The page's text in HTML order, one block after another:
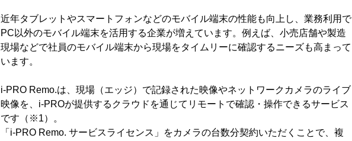
近年タブレットやスマートフォンなどのモバイル端末の性能も向上し、業務利用で
PC以外のモバイル端末を活用する企業が増えています。例えば、小売店舗や製造
現場などで社員のモバイル端末から現場をタイムリーに確認するニーズも高まって
います。
i-PRO Remo.は、現場（エッジ）で記録された映像やネットワークカメラのライブ
映像を、i-PROが提供するクラウドを通じてリモートで確認・操作できるサービス
です（※1）。
「i-PRO Remo. サービスライセンス」をカメラの台数分契約いただくことで、複